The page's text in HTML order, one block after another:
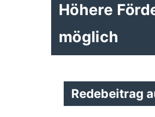
Höhere
möglich
Redebeitrag